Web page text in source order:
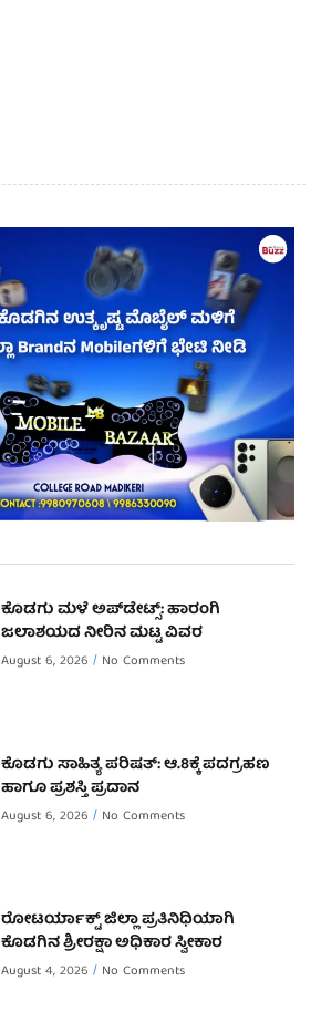
ಕೊಡಗು ಮಳೆ ಅಪ್‌ಡೇಟ್ಸ್: ಹಾರಂಗಿ
ಜಲಾಶಯದ ನೀರಿನ ಮಟ್ಟ ವಿವರ
August 6, 2026 No Comments
ಕೊಡಗು ಸಾಹಿತ್ಯ ಪರಿಷತ್: ಆ.8ಕ್ಕೆ ಪದಗ್ರಹಣ
ಹಾಗೂ ಪ್ರಶಸ್ತಿ ಪ್ರದಾನ
August 6, 2026 No Comments
ರೋಟರ್ಯಾಕ್ಟ್ ಜಿಲ್ಲಾ ಪ್ರತಿನಿಧಿಯಾಗಿ
ಕೊಡಗಿನ ಶ್ರೀರಕ್ಷಾ ಅಧಿಕಾರ ಸ್ವೀಕಾರ
August 4, 2026 No Comments